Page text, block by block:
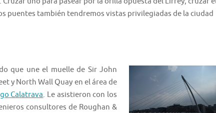
puentes también tendremos vistas privilegiadas de la ciudad
que une el muelle de Sir John
y North Wall Quay en el área de
Calatrava. Le asistieron con los
consultores de Roughan &